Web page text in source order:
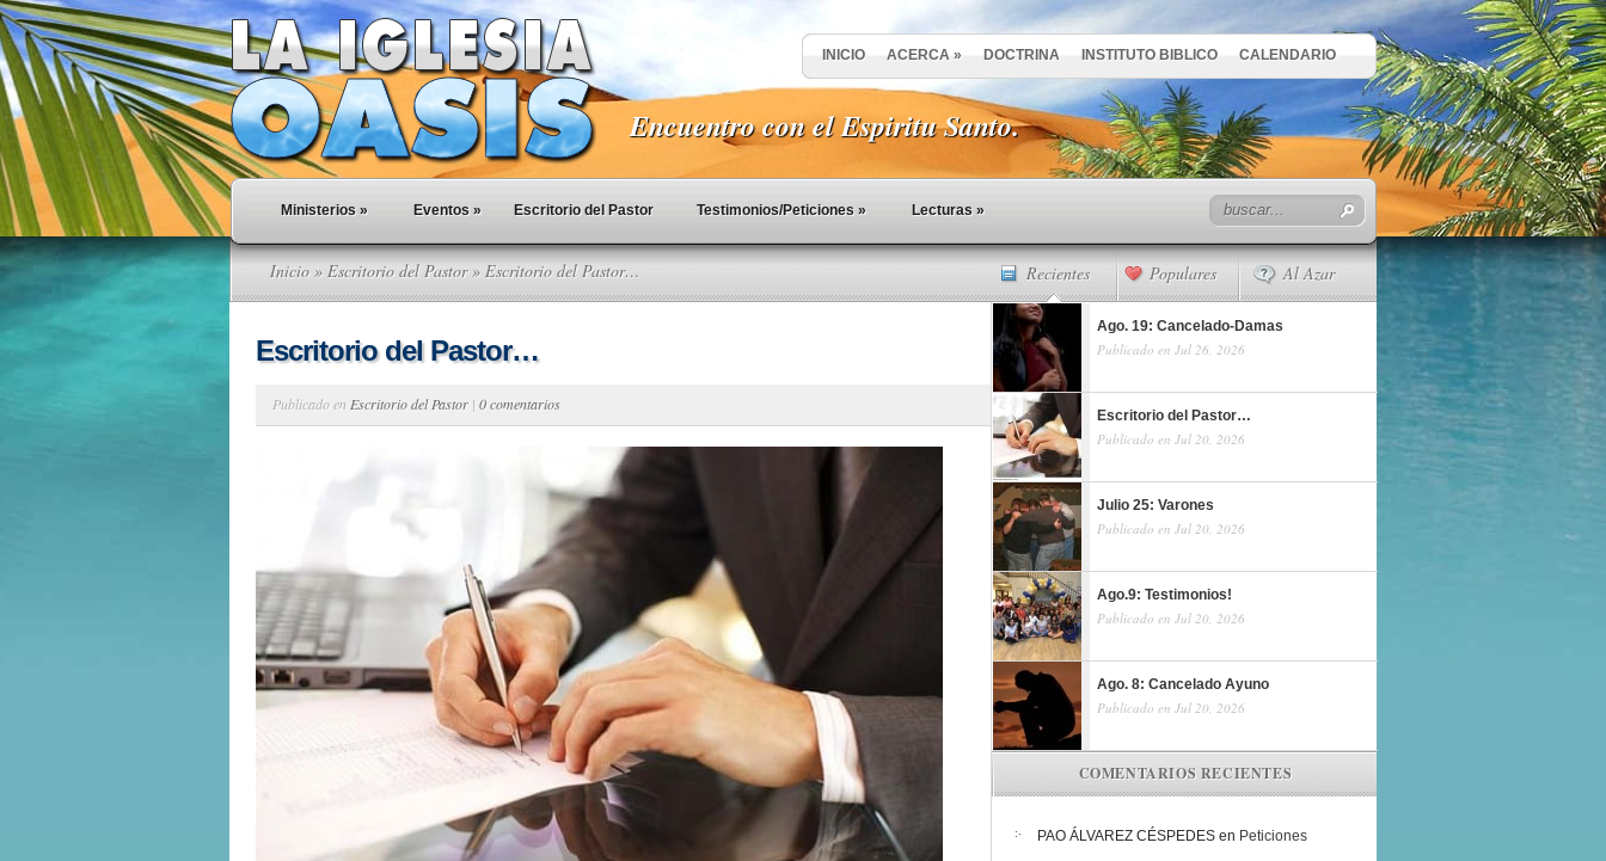
INICIO ACERCA » DOCTRINA INSTITUTO BIBLICO CALENDARIO
Encuentro con el Espiritu Santo.
Ministerios » Eventos » Escritorio del Pastor Testimonios/Peticiones » Lecturas »
Inicio » Escritorio del Pastor» Escritorio del Pastor…
Escritorio del Pastor…
Publicado en Escritorio del Pastor | 0 comentarios
Recientes Populares Al Azar
Ago. 19: Cancelado-Damas
Publicado en Jul 26, 2026
Escritorio del Pastor…
Publicado en Jul 20, 2026
Julio 25: Varones
Publicado en Jul 20, 2026
Ago.9: Testimonios!
Publicado en Jul 20, 2026
Ago. 8: Cancelado Ayuno
Publicado en Jul 20, 2026
COMENTARIOS RECIENTES
PAO ÁLVAREZ CÉSPEDES en Peticiones